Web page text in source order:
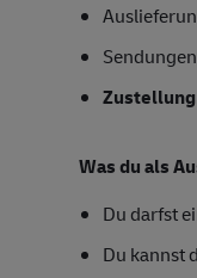
Sendungen
Zustellung
Was du als
Du darfst
Du kannst